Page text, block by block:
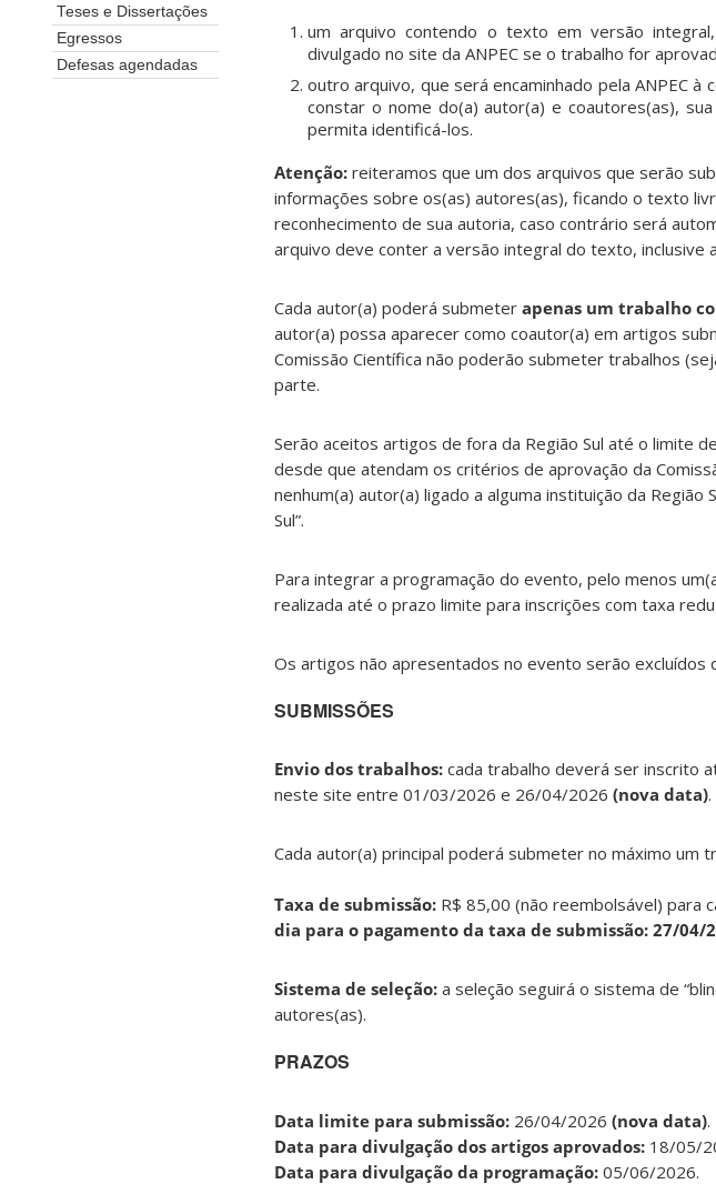
Teses e Dissertações
Egressos
Defesas agendadas
um arquivo contendo o texto em versão
divulgado no site da ANPEC se o trabalho for
outro arquivo, que será encaminhado pela ANPEC à
constar o nome do(a) autor(a) e coautores(as),
permita identificá-los.
Atenção: reiteramos que um dos arquivos que serão
informações sobre os(as) autores(as), ficando o texto
reconhecimento de sua autoria, caso contrário será
arquivo deve conter a versão integral do texto, inclusive
Cada autor(a) poderá submeter apenas um trabalho
autor(a) possa aparecer como coautor(a) em artigos
Comissão Científica não poderão submeter trabalhos
parte.
Serão aceitos artigos de fora da Região Sul até o limite
desde que atendam os critérios de aprovação da
nenhum(a) autor(a) ligado a alguma instituição da
Sul”.
Para integrar a programação do evento, pelo menos
realizada até o prazo limite para inscrições com taxa
Os artigos não apresentados no evento serão excluídos
SUBMISSÕES
Envio dos trabalhos: cada trabalho deverá ser inscrito
neste site entre 01/03/2026 e 26/04/2026 (nova data).
Cada autor(a) principal poderá submeter no máximo um
Taxa de submissão: R$ 85,00 (não reembolsável) para
dia para o pagamento da taxa de submissão: 27/04/
Sistema de seleção: a seleção seguirá o sistema de
autores(as).
PRAZOS
Data limite para submissão: 26/04/2026 (nova data).
Data para divulgação dos artigos aprovados: 18/05/
Data para divulgação da programação: 05/06/2026.